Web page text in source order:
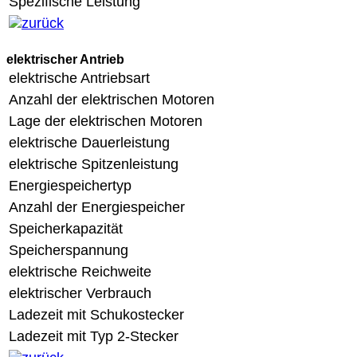
elektrischer Antrieb
elektrische Antriebsart
Anzahl der elektrischen Motoren
Lage der elektrischen Motoren
elektrische Dauerleistung
elektrische Spitzenleistung
Energiespeichertyp
Anzahl der Energiespeicher
Speicherkapazität
Speicherspannung
elektrische Reichweite
elektrischer Verbrauch
Ladezeit mit Schukostecker
Ladezeit mit Typ 2-Stecker